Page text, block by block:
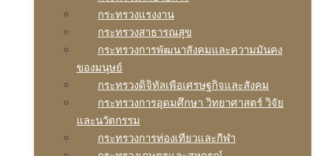
กระทรวงแรงงาน
กระทรวงสาธารณสุข
กระทรวงการพัฒนาสังคมและความมันคง
ของมนุษย์
กระทรวงดิจิทัลเพือเศรษฐกิจและสังคม
กระทรวงการอุดมศึกษา วิทยาศาสตร์ วิจัย
และนวัตกรรม
กระทรวงการท่องเทียวและกีฬา